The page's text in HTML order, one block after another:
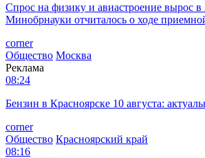
Спрос на физику и авиастроение вырос в
Минобрнауки отчиталось о ходе
corner
Общество Москва
Реклама
08:24
Бензин в Красноярске 10 августа:
corner
Общество Красноярский край
08:16